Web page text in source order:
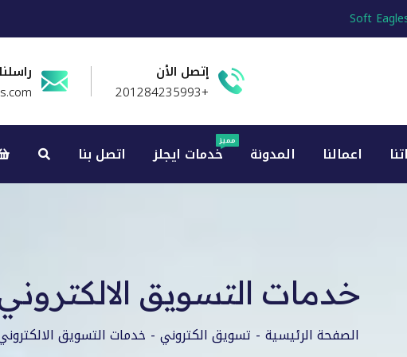
Soft
إتصل الأن
+201284235993
اعمالنا المدونة خدمات ايجلز
مميز
اتصل بنا
خدمات التسويق
الصفحة الرئيسية تسويق الكتروني خدمات التسويق